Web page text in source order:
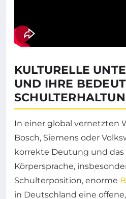
KULTURELLE
UND IHRE
In einer global vernetzten
Bosch, Siemens oder
korrekte Deutung und
Körpersprache,
Schulterposition, enorme
in Deutschland eine